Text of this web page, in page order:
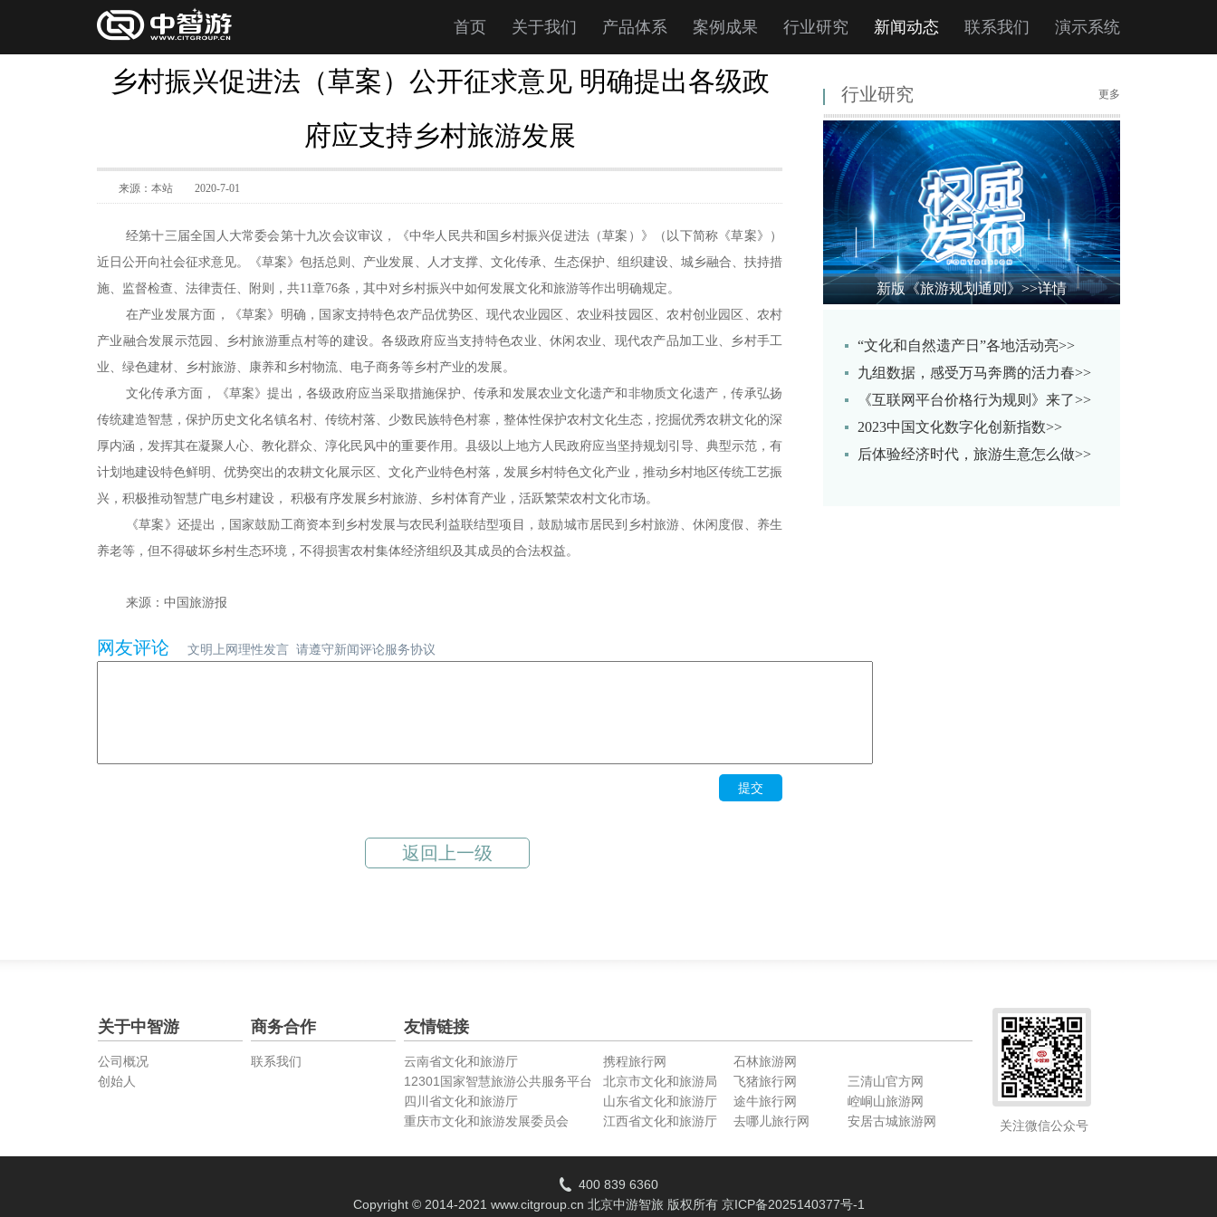
首页 关于我们 产品体系 案例成果 行业研究 新闻动态 联系我们 演示系统
乡村振兴促进法（草案）公开征求意见 明确提出各级政
府应支持乡村旅游发展
来源：本站 2020-7-01
经第十三届全国人大常委会第十九次会议审议，《中华人民共和国乡村振兴促进法（草案）》（以下简称《草案》）
近日公开向社会征求意见。《草案》包括总则、产业发展、人才支撑、文化传承、生态保护、组织建设、城乡融合、扶持措
施、监督检查、法律责任、附则，共11章76条，其中对乡村振兴中如何发展文化和旅游等作出明确规定。
在产业发展方面，《草案》明确，国家支持特色农产品优势区、现代农业园区、农业科技园区、农村创业园区、农村
产业融合发展示范园、乡村旅游重点村等的建设。各级政府应当支持特色农业、休闲农业、现代农产品加工业、乡村手工
业、绿色建材、乡村旅游、康养和乡村物流、电子商务等乡村产业的发展。
文化传承方面，《草案》提出，各级政府应当采取措施保护、传承和发展农业文化遗产和非物质文化遗产，传承弘扬
传统建造智慧，保护历史文化名镇名村、传统村落、少数民族特色村寨，整体性保护农村文化生态，挖掘优秀农耕文化的深
厚内涵，发挥其在凝聚人心、教化群众、淳化民风中的重要作用。县级以上地方人民政府应当坚持规划引导、典型示范，有
计划地建设特色鲜明、优势突出的农耕文化展示区、文化产业特色村落，发展乡村特色文化产业，推动乡村地区传统工艺振
兴，积极推动智慧广电乡村建设， 积极有序发展乡村旅游、乡村体育产业，活跃繁荣农村文化市场。
《草案》还提出，国家鼓励工商资本到乡村发展与农民利益联结型项目，鼓励城市居民到乡村旅游、休闲度假、养生
养老等，但不得破坏乡村生态环境，不得损害农村集体经济组织及其成员的合法权益。
来源：中国旅游报
网友评论 文明上网理性发言 请遵守新闻评论服务协议
提交
返回上一级
行业研究 更多
新版《旅游规划通则》>>详情
“文化和自然遗产日”各地活动亮>>
九组数据，感受万马奔腾的活力春>>
《互联网平台价格行为规则》来了>>
2023中国文化数字化创新指数>>
后体验经济时代，旅游生意怎么做>>
关于中智游
公司概况
创始人
商务合作
联系我们
友情链接
云南省文化和旅游厅 携程旅行网
石林旅游网
12301国家智慧旅游公共服务平台
北京市文化和旅游局 飞猪旅行网
三清山官方网
四川省文化和旅游厅
山东省文化和旅游厅 途牛旅行网
崆峒山旅游网
重庆市文化和旅游发展委员会
江西省文化和旅游厅 去哪儿旅行网 安居古城旅游网 关注微信公众号
400 839 6360
Copyright © 2014-2021 www.citgroup.cn 北京中游智旅 版权所有 京ICP备2025140377号-1